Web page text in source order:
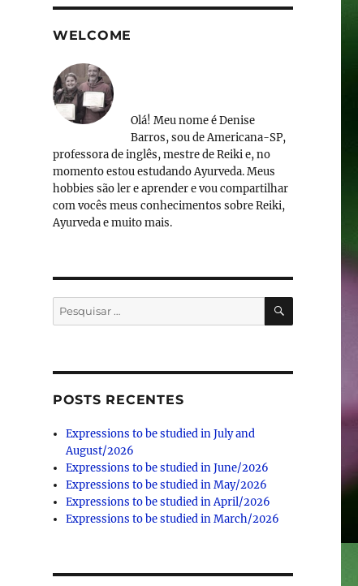
WELCOME
Olá! Meu nome é Denise
Barros, sou de Americana-SP,
professora de inglês, mestre de Reiki e, no
momento estou estudando Ayurveda. Meus
hobbies são ler e aprender e vou compartilhar
com vocês meus conhecimentos sobre Reiki,
Ayurveda e muito mais.
Pesquisar
por:
POSTS RECENTES
Expressions to be studied in July and
August/2026
Expressions to be studied in June/2026
Expressions to be studied in May/2026
Expressions to be studied in April/2026
Expressions to be studied in March/2026